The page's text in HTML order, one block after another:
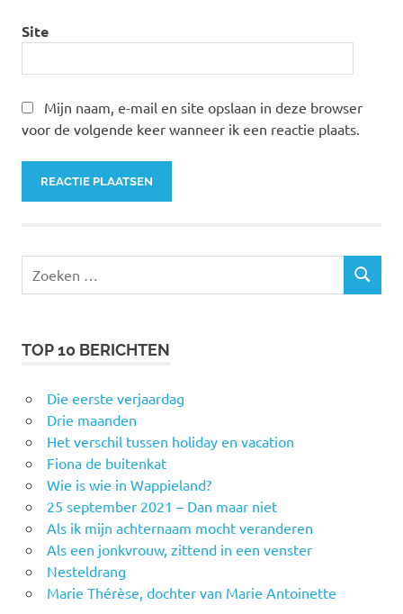
Site
Mijn naam, e-mail en site opslaan in deze browser
voor de volgende keer wanneer ik een reactie plaats.
naar:
ZOEKEN
TOP 10 BERICHTEN
Die eerste verjaardag
Drie maanden
Het verschil tussen holiday en vacation
Fiona de buitenkat
Wie is wie in Wappieland?
25 september 2021 – Dan maar niet
Als ik mijn achternaam mocht veranderen
Als een jonkvrouw, zittend in een venster
Nesteldrang
Marie Thérèse, dochter van Marie Antoinette